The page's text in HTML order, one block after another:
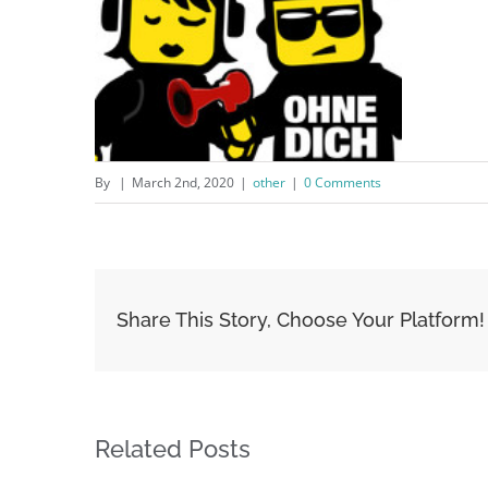
By | March 2nd, 2020 | other | 0 Comments
Share This Story, Choose Your Platform!
Related Posts